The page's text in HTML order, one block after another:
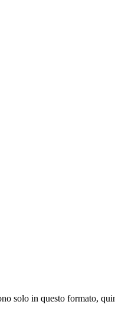
solo in questo formato,